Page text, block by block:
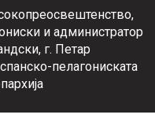
и администратор
г. Петар
пелагониската